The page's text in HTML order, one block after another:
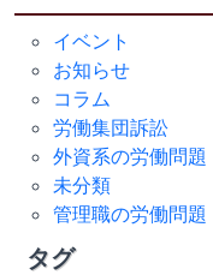
イベント
お知らせ
コラム
労働集団訴訟
外資系の労働問題
未分類
管理職の労働問題
タグ